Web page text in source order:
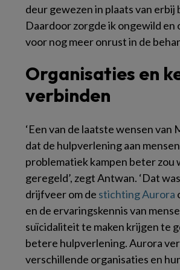
deur gewezen in plaats van erbij
Daardoor zorgde ik ongewild en
voor nog meer onrust in de
Organisaties en
verbinden
‘Een van de laatste wensen van
dat de hulpverlening aan
problematiek kampen beter zou
geregeld’, zegt Antwan. ‘Dat
drijfveer om de stichting Aurora
en de ervaringskennis van
suïcidaliteit te maken krijgen te
betere hulpverlening. Aurora
verschillende organisaties en